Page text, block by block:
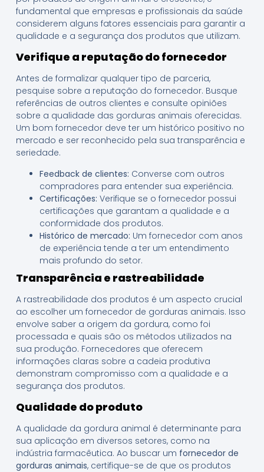
fundamental que empresas e profissionais da saúde
considerem alguns fatores essenciais para garantir a
qualidade e a segurança dos produtos que utilizam.
Verifique a reputação do fornecedor
Antes de formalizar qualquer tipo de parceria,
pesquise sobre a reputação do fornecedor. Busque
referências de outros clientes e consulte opiniões
sobre a qualidade das gorduras animais oferecidas.
Um bom fornecedor deve ter um histórico positivo no
mercado e ser reconhecido pela sua transparência e
seriedade.
Feedback de clientes: Converse com outros
compradores para entender sua experiência.
Certificações: Verifique se o fornecedor possui
certificações que garantam a qualidade e a
conformidade dos produtos.
Histórico de mercado: Um fornecedor com anos
de experiência tende a ter um entendimento
mais profundo do setor.
Transparência e rastreabilidade
A rastreabilidade dos produtos é um aspecto crucial
ao escolher um fornecedor de gorduras animais. Isso
envolve saber a origem da gordura, como foi
processada e quais são os métodos utilizados na
sua produção. Fornecedores que oferecem
informações claras sobre a cadeia produtiva
demonstram compromisso com a qualidade e a
segurança dos produtos.
Qualidade do produto
A qualidade da gordura animal é determinante para
sua aplicação em diversos setores, como na
indústria farmacêutica. Ao buscar um fornecedor de
gorduras animais, certifique-se de que os produtos